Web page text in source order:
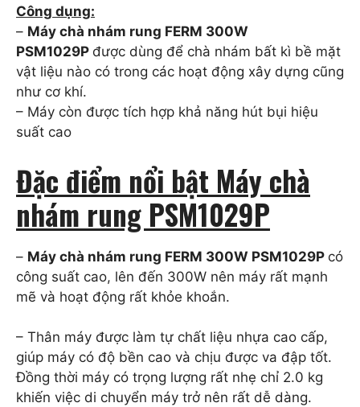
Công dụng:
– Máy chà nhám rung FERM 300W
PSM1029P được dùng để chà nhám bất kì bề mặt
vật liệu nào có trong các hoạt động xây dựng cũng
như cơ khí.
– Máy còn được tích hợp khả năng hút bụi hiệu
suất cao
Đặc điểm nổi bật Máy chà
nhám rung PSM1029P
– Máy chà nhám rung FERM 300W PSM1029P có
công suất cao, lên đến 300W nên máy rất mạnh
mẽ và hoạt động rất khỏe khoắn.
– Thân máy được làm tự chất liệu nhựa cao cấp,
giúp máy có độ bền cao và chịu được va đập tốt.
Đồng thời máy có trọng lượng rất nhẹ chỉ 2.0 kg
khiến việc di chuyển máy trở nên rất dễ dàng.